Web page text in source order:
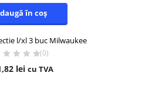
în coș
l/xl 3 buc Milwaukee
(0)
lei cu TVA